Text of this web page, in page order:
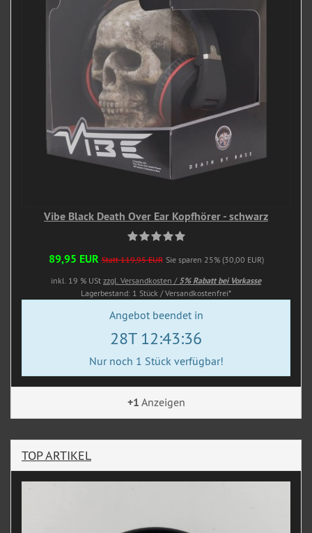
Vibe Black Death Over Ear Kopfhörer - schwarz
89,95 EUR Statt 119,95 EUR Sie sparen 25% (30,00 EUR)
inkl. 19 % USt zzgl. Versandkosten / 5% Rabatt bei Vorkasse
Lagerbestand: 1 Stück / Versandkostenfrei*
Angebot beendet in
28T 12:43:35
Nur noch 1 Stück verfügbar!
+1 Anzeigen
TOP ARTIKEL